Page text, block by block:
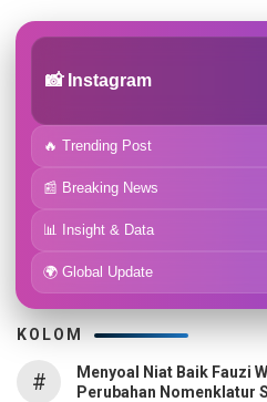
📸 Instagram
🔥 Trending Post
📰 Breaking News
📊 Insight & Data
🌍 Global Update
KOLOM
#
Menyoal Niat Baik Fauzi
Perubahan Nomenklatur